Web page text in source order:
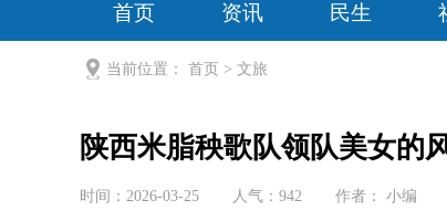
首页 资讯 民生
当前位置： 首页 > 文旅
陕西米脂秧歌队领队美女的
时间：2026-03-25 人气： 942 作者： 小编